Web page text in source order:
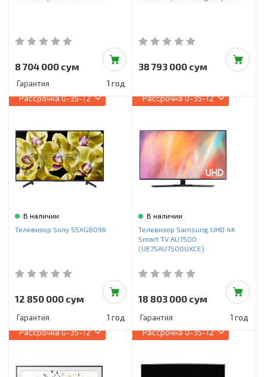
8 704 000 сум
Гарантия 1 год
38 793 000 сум
Рассрочка0-35-12
В наличии
Телевизор Sony 55XG8096
12 850 000 сум
Гарантия 1 год
Рассрочка0-35-12
В наличии
Телевизор Samsung UHD 4K
Smart TV AU7500
(UE75AU7500UXCE)
18 803 000 сум
Гарантия 1 год
Рассрочка0-35-12 Рассрочка0-35-12